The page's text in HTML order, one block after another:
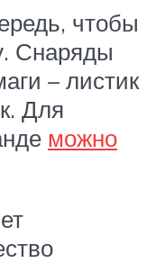
чтобы
Снаряды
– листик
Для
можно